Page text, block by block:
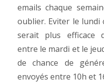
emails chaque
oublier. Eviter le lundi
serait plus efficace
entre le mardi et le
de chance de
envoyés entre 10h et